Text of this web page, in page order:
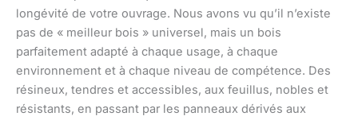
longévité de votre ouvrage. Nous avons vu qu’il n’existe
pas de « meilleur bois » universel, mais un bois
parfaitement adapté à chaque usage, à chaque
environnement et à chaque niveau de compétence. Des
résineux, tendres et accessibles, aux feuillus, nobles et
résistants, en passant par les panneaux dérivés aux